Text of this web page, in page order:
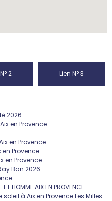
2 Lien N° 3
2026
en Provence
en Provence
en Provence
en Provence
Ban 2026
ET HOMME AIX EN PROVENCE
à Aix en Provence Les Milles